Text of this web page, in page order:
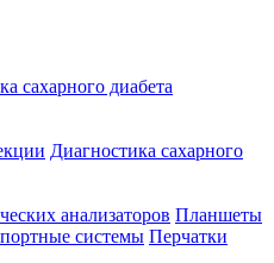
сахарного диабета
Диагностика сахарного
анализаторов Планшеты
системы Перчатки